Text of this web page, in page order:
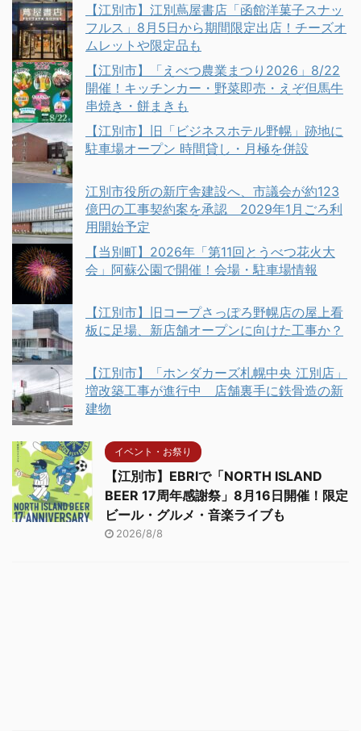
【江別市】江別蔦屋書店「函館洋菓子スナッ
フルス」8月5日から期間限定出店！チーズオ
ムレットや限定品も
【江別市】「えべつ農業まつり2026」8/22
開催！キッチンカー・野菜即売・えぞ但馬牛
串焼き・餅まきも
【江別市】旧「ビジネスホテル野幌」跡地に
駐車場オープン 時間貸し・月極を併設
江別市役所の新庁舎建設へ、市議会が約123
億円の工事契約案を承認 2029年1月ごろ利
用開始予定
【当別町】2026年「第11回とうべつ花火大
会」阿蘇公園で開催！会場・駐車場情報
【江別市】旧コープさっぽろ野幌店の屋上看
板に足場、新店舗オープンに向けた工事か？
【江別市】「ホンダカーズ札幌中央 江別店」
増改築工事が進行中 店舗裏手に鉄骨造の新
建物
イベント・お祭り
【江別市】EBRIで「NORTH ISLAND
BEER 17周年感謝祭」8月16日開催！限定
ビール・グルメ・音楽ライブも
2026/8/8